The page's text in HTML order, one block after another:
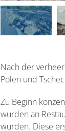
Nach der
Polen und
Zu Beginn
wurden an
wurden. Diese